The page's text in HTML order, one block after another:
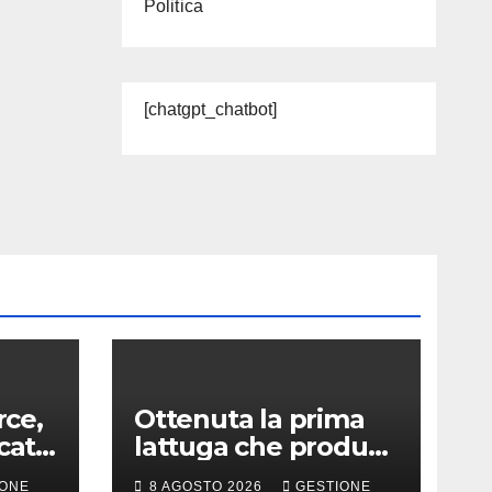
Politica
[chatgpt_chatbot]
Ottenuta la prima
lattuga che produce
una proteina chiave
8 AGOSTO 2026 GESTIONE